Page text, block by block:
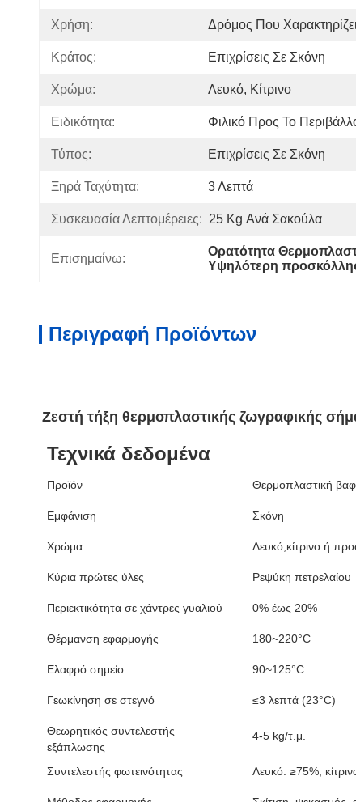
Χρήση: Δρόμος Που
Κράτος: Επιχρίσεις Σε Σκόνη
Χρώμα: Λευκό, Κίτρινο
Ειδικότητα: Φιλικό Προς Το
Τύπος: Επιχρίσεις Σε Σκόνη
Ξηρά Ταχύτητα: 3 Λεπτά
Συσκευασία Λεπτομέρειες: 25 Kg Ανά Σακούλα
Επισημαίνω:
Ορατότητα
Υψηλότερη
Περιγραφή Προϊόντων
Ζεστή τήξη θερμοπλαστικής ζωγραφικής
Τεχνικά δεδομένα
Προϊόν Θερμοπλαστική
Εμφάνιση Σκόνη
Χρώμα Λευκό,κίτρινο ή
Κύρια πρώτες ύλες Ρεψύκη πετρελαίου
Περιεκτικότητα σε χάντρες γυαλιού 0% έως 20%
Θέρμανση εφαρμογής 180~220°C
Ελαφρό σημείο 90~125°C
Γεωκίνηση σε στεγνό ≤3 λεπτά (23°C)
Θεωρητικός συντελεστής
εξάπλωσης
4-5 kg/τ.μ.
Συντελεστής φωτεινότητας Λευκό: ≥75%,